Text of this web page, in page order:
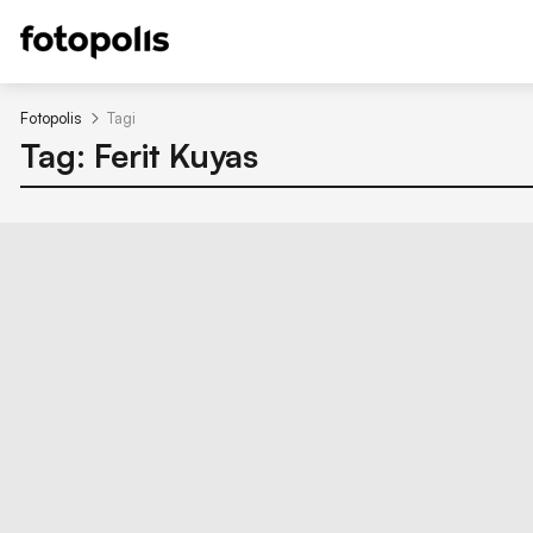
Fotopolis Tagi
Tag: Ferit Kuyas